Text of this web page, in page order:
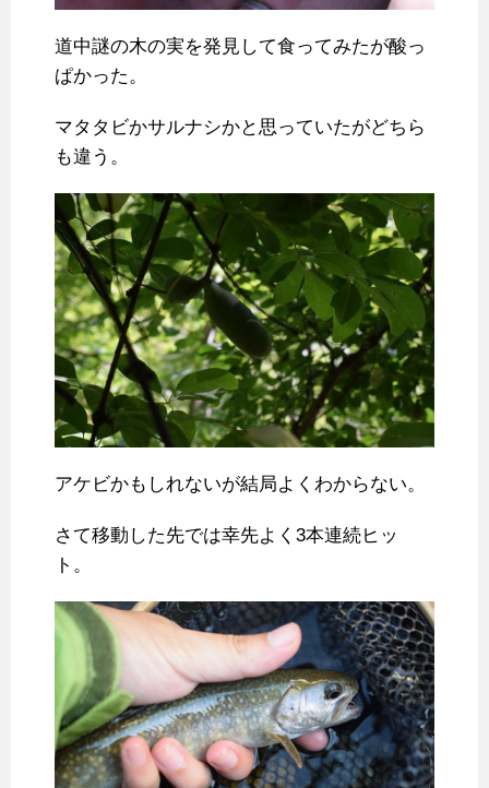
道中謎の木の実を発見して食ってみたが酸っ
ぱかった。
マタタビかサルナシかと思っていたがどちら
も違う。
アケビかもしれないが結局よくわからない。
さて移動した先では幸先よく3本連続ヒッ
ト。